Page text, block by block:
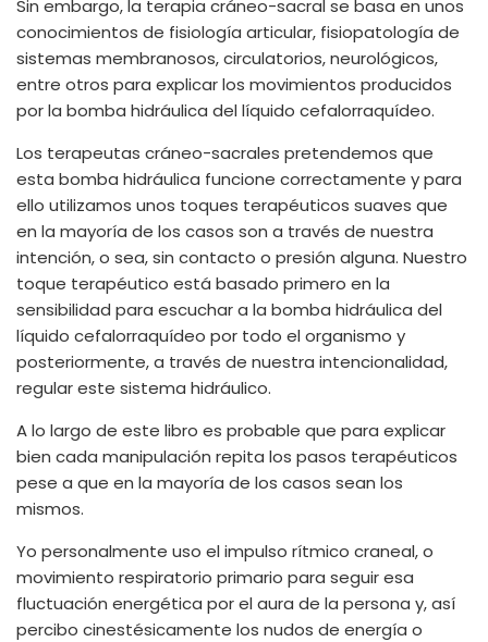
Sin embargo, la terapia cráneo-sacral se basa en unos
conocimientos de fisiología articular, fisiopatología de
sistemas membranosos, circulatorios, neurológicos,
entre otros para explicar los movimientos producidos
por la bomba hidráulica del líquido cefalorraquídeo.
Los terapeutas cráneo-sacrales pretendemos que
esta bomba hidráulica funcione correctamente y para
ello utilizamos unos toques terapéuticos suaves que
en la mayoría de los casos son a través de nuestra
intención, o sea, sin contacto o presión alguna. Nuestro
toque terapéutico está basado primero en la
sensibilidad para escuchar a la bomba hidráulica del
líquido cefalorraquídeo por todo el organismo y
posteriormente, a través de nuestra intencionalidad,
regular este sistema hidráulico.
A lo largo de este libro es probable que para explicar
bien cada manipulación repita los pasos terapéuticos
pese a que en la mayoría de los casos sean los
mismos.
Yo personalmente uso el impulso rítmico craneal, o
movimiento respiratorio primario para seguir esa
fluctuación energética por el aura de la persona y, así
percibo cinestésicamente los nudos de energía o